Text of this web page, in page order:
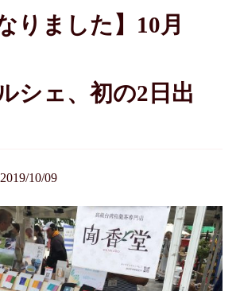
りました】10月
シェ、初の2日出
2019/10/09